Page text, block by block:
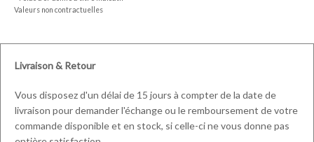
Valeurs non contractuelles
Livraison & Retour
Vous disposez d'un délai de 15 jours à compter de la date de
livraison pour demander l'échange ou le remboursement de votre
commande disponible et en stock, si celle-ci ne vous donne pas